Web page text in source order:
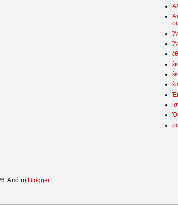
Από το Blogger.